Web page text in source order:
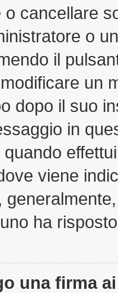
o cancellare
o
il
un
dopo il suo
in
viene
ha
una firma